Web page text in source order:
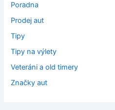
Poradna
Prodej aut
Tipy
Tipy na výlety
Veteráni a old timery
Značky aut